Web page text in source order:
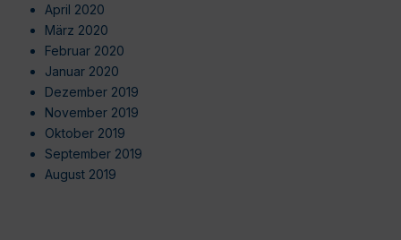
April 2020
März 2020
Februar 2020
Januar 2020
Dezember 2019
November 2019
Oktober 2019
September 2019
August 2019